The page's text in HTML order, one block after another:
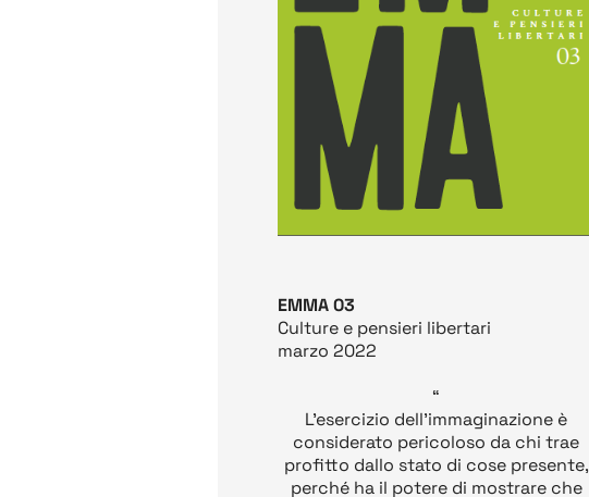
EMMA 03
Culture e pensieri libertari
marzo 2022
“
L'esercizio dell'immaginazione è
considerato pericoloso da chi trae
profitto dallo stato di cose presente,
perché ha il potere di mostrare che